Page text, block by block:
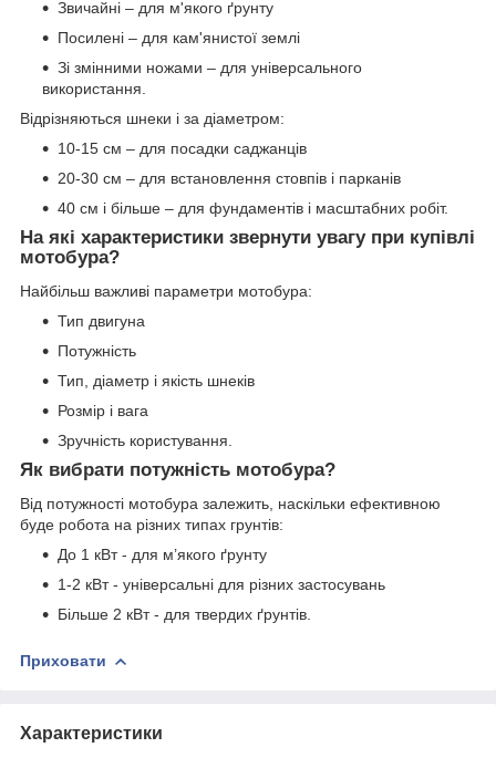
Звичайні – для м'якого ґрунту
Посилені – для кам'янистої землі
Зі змінними ножами – для універсального
використання.
Відрізняються шнеки і за діаметром:
10-15 см – для посадки саджанців
20-30 см – для встановлення стовпів і парканів
40 см і більше – для фундаментів і масштабних робіт.
На які характеристики звернути увагу при купівлі
мотобура?
Найбільш важливі параметри мотобура:
Тип двигуна
Потужність
Тип, діаметр і якість шнеків
Розмір і вага
Зручність користування.
Як вибрати потужність мотобура?
Від потужності мотобура залежить, наскільки ефективною
буде робота на різних типах грунтів:
До 1 кВт - для м’якого ґрунту
1-2 кВт - універсальні для різних застосувань
Більше 2 кВт - для твердих ґрунтів.
Приховати
Характеристики